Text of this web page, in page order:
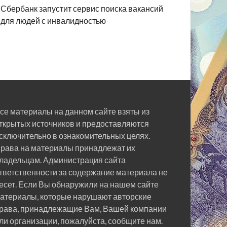
Сбербанк запустит сервис поиска вакансий
для людей с инвалидностью
материалы на данном сайте взяты из
источников и предоставляются
в ознакомительных целях.
на материалы принадлежат их
Администрация сайта
за содержание материала не
Если Вы обнаружили на нашем сайте
которые нарушают авторские
принадлежащие Вам, Вашей компании
организации, пожалуйста, сообщите нам.